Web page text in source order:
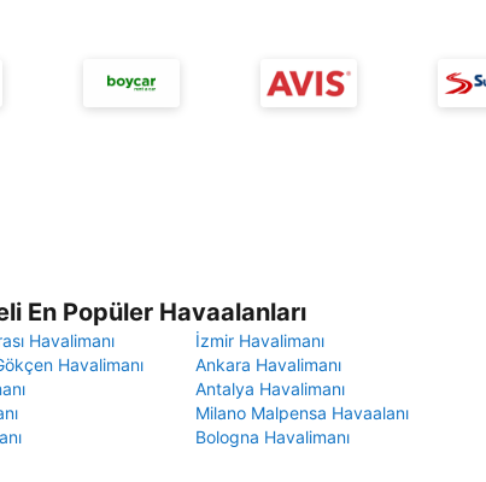
En Popüler Havaalanları
Havalimanı
İzmir Havalimanı
Havalimanı
Ankara Havalimanı
Antalya Havalimanı
Milano Malpensa Havaalanı
Bologna Havalimanı